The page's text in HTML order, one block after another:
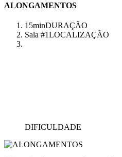
ALONGAMENTOS
15minDURAÇÃO
Sala #1LOCALIZAÇÃO
DIFICULDADE